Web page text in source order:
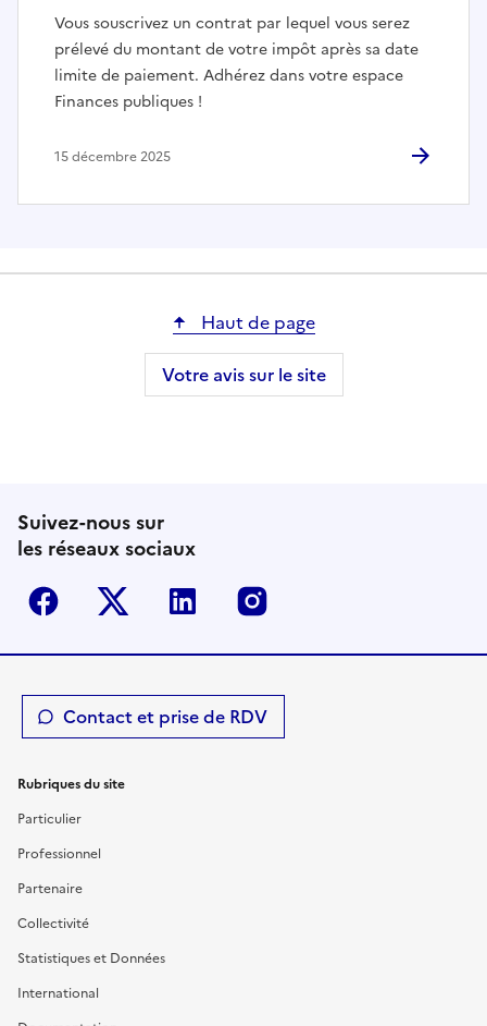
Vous souscrivez un contrat par lequel vous serez
prélevé du montant de votre impôt après sa date
limite de paiement. Adhérez dans votre espace
Finances publiques !
15 décembre 2025
Haut de page
Votre avis sur le site
Suivez-nous sur
les réseaux sociaux
Facebook Twitter-X Linkedin
Contact et prise de RDV
Rubriques du site
Particulier
Professionnel
Partenaire
Collectivité
Statistiques et Données
International